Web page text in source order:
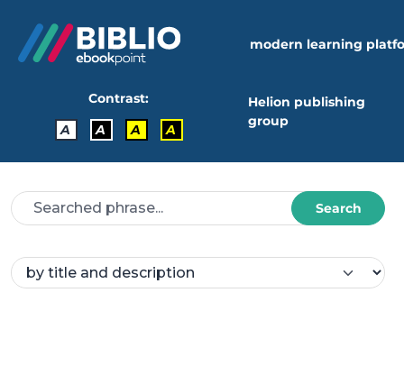
modern learning
Contrast:
A
A A A
Helion publishing
group
Search